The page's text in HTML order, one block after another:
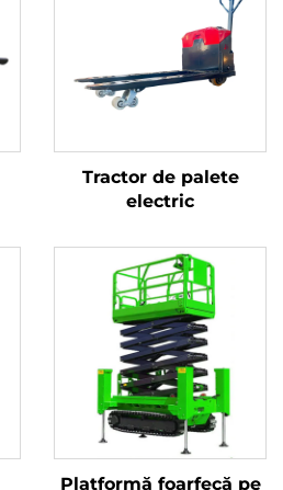
Tractor de palete
electric
Platformă foarfecă pe